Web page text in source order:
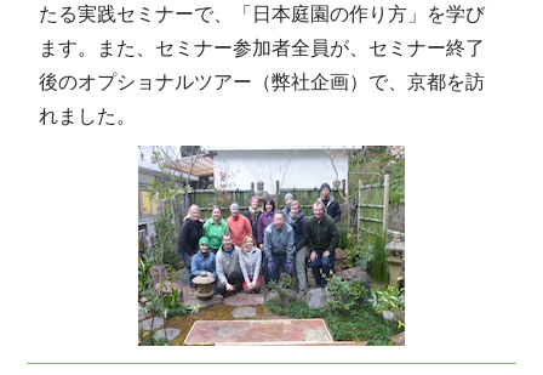
たる実践セミナーで、「日本庭園の作り方」を学び
ます。また、セミナー参加者全員が、セミナー終了
後のオプショナルツアー（弊社企画）で、京都を訪
れました。